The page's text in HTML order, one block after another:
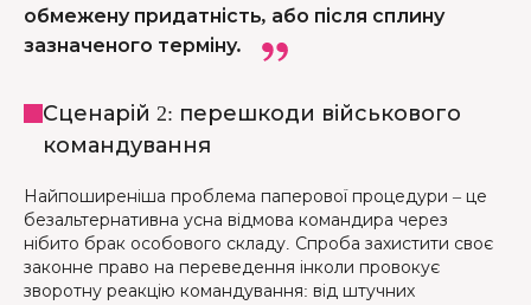
обмежену придатність, або після сплину
зазначеного терміну.
Сценарій 2: перешкоди військового
командування
Найпоширеніша проблема паперової процедури – це
безальтернативна усна відмова командира через
нібито брак особового складу. Спроба захистити своє
законне право на переведення інколи провокує
зворотну реакцію командування: від штучних